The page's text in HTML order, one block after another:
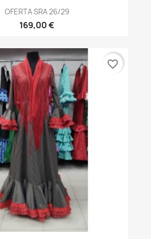
OFERTA SRA 26/29
169,00 €
favorite_border